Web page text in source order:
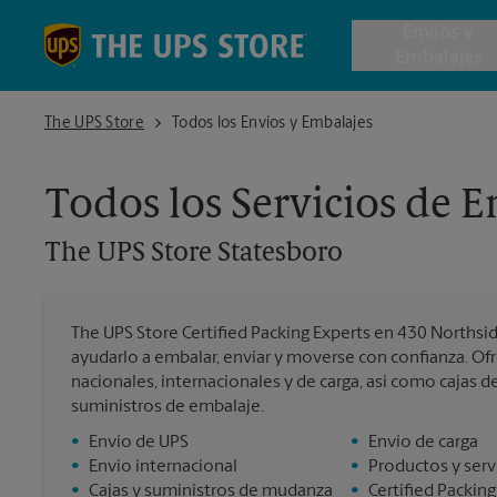
Cajas de
Envío
Todos los
The UPS Store
The UPS Store StatesboroTodos los Envíos y Embalajes
Todos los Servicios de
The UPS Store Statesboro
The UPS Store Certified Packing Experts en 430
ayudarlo a embalar, enviar y moverse con confianza.
nacionales, internacionales y de carga, así como cajas
suministros de embalaje.
•
Envío de UPS
•
Envío internacional
• Cajas y suministros de mudanza
•
Envío de carga
•
Productos y
• Certified